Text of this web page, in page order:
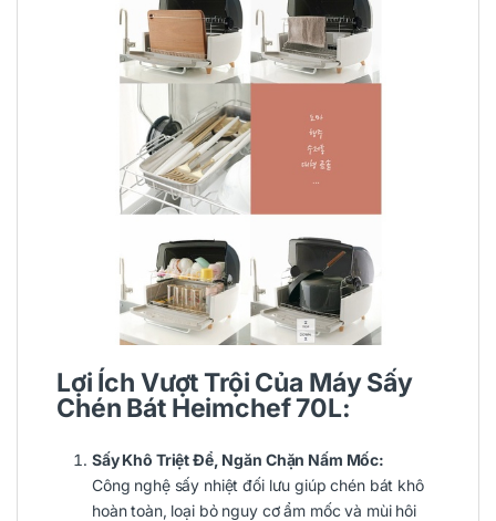
Lợi Ích Vượt Trội Của Máy Sấy
Chén Bát Heimchef 70L:
Sấy Khô Triệt Để, Ngăn Chặn Nấm Mốc:
Công nghệ sấy nhiệt đối lưu giúp chén bát khô
hoàn toàn, loại bỏ nguy cơ ẩm mốc và mùi hôi